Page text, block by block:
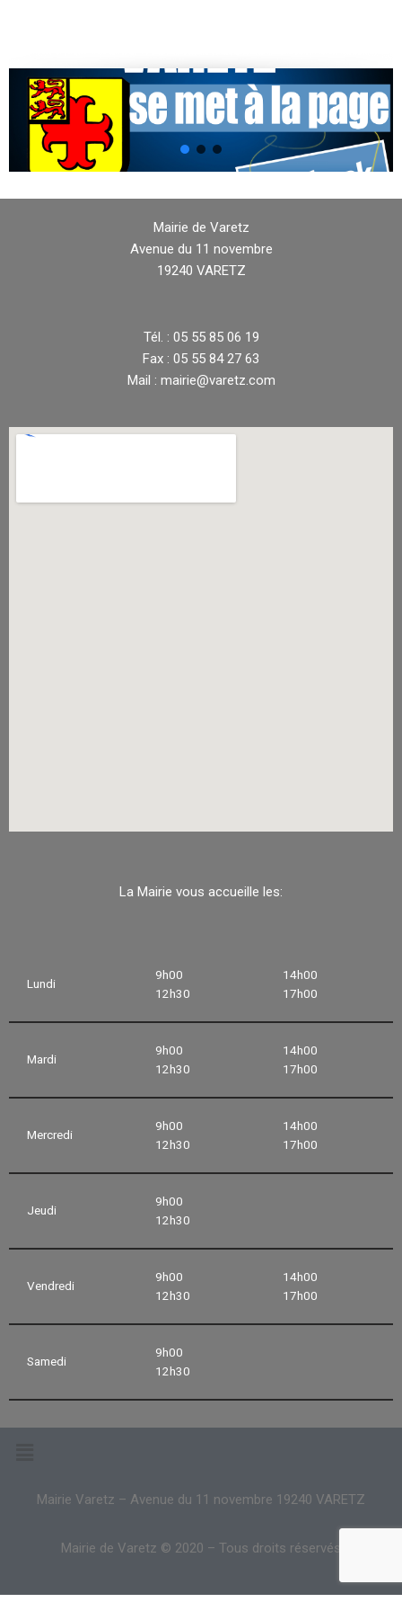
Mairie de Varetz
Avenue du 11 novembre
19240 VARETZ
Tél. : 05 55 85 06 19
Fax : 05 55 84 27 63
Mail : mairie@varetz.com
La Mairie vous accueille les:
Lundi
9h00
12h30
14h00
17h00
Mardi
9h00
12h30
14h00
17h00
Mercredi
9h00
12h30
14h00
17h00
Jeudi
9h00
12h30
Vendredi
9h00
12h30
14h00
17h00
Samedi
9h00
12h30
Mairie Varetz – Avenue du 11 novembre 19240 VARETZ
Mairie de Varetz © 2020 – Tous droits réservés